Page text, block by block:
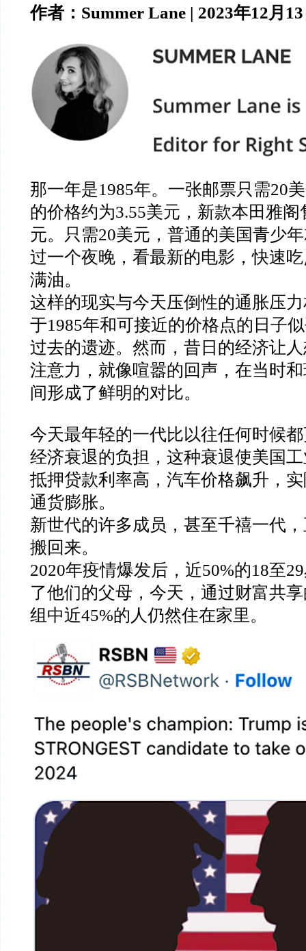
作者：Summer Lane | 2023年12月
那一年是1985年。一张邮票只需20
的价格约为3.55美元，新款本田雅阁
元。只需20美元，普通的美国青少
过一个夜晚，看最新的电影，快速
满油。
这样的现实与今天压倒性的通胀压
于1985年和可接近的价格点的日子
过去的遗迹。然而，昔日的经济让
注意力，就像喧嚣的回声，在当时
间形成了鲜明的对比。
今天最年轻的一代比以往任何时候
经济衰退的负担，这种衰退使美国
抵押贷款利率高，汽车价格飙升，
通货膨胀。
新世代的许多成员，甚至千禧一代
搬回来。
2020年疫情爆发后，近50%的18至
了他们的父母，今天，通过财富共
组中近45%的人仍然住在家里。